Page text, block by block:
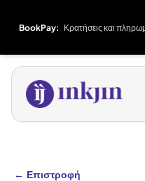
BookPay: Κρατήσεις και
← Επιστροφή